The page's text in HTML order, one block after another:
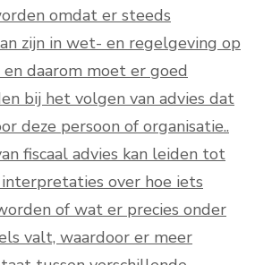
omdat er steeds
zijn in wet- en regelgeving op
daarom moet er goed
bij het volgen van advies dat
deze persoon of organisatie..
fiscaal advies kan leiden tot
over hoe iets
of wat er precies onder
valt, waardoor er meer